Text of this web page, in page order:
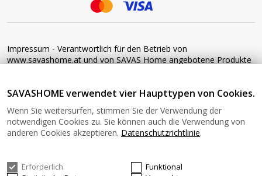
Impressum - Verantwortlich für den Betrieb von
www.savashome.at und von SAVAS Home angebotene Produkte
senden Sie keine Waren ohne vorherige Bestätigung an diese
diesem Link: https://www.savashome.at/rueckgabebedingungen-
fuer-waren Gerne können Sie sich mit uns in Verbindung setzen:
Montag − Freitag: 08:00−16:00 Uhr E-Mail: Info@savashome.at
© 2026 SAVASHOME Alle Rechte vorbehalten.
SAVASHOME verwendet vier Haupttypen von Cookies.
Wenn Sie weitersurfen, stimmen Sie der Verwendung der
notwendigen Cookies zu. Sie können auch die Verwendung von
anderen Cookies akzeptieren. Datenschutzrichtlinie.
Erforderlich
Funktional